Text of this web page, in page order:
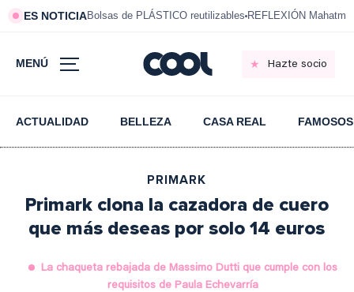
ES NOTICIABolsas de PLÁSTICO reutilizables REFLEXIÓN
MENÚ Hazte socio
ACTUALIDAD BELLEZA CASA REAL FAMOSOS
PRIMARK
Primark clona la cazadora de cuero
que más deseas por solo 14 euros
La chaqueta rebajada de Massimo Dutti que cumple con los
requisitos de Paula Echevarría